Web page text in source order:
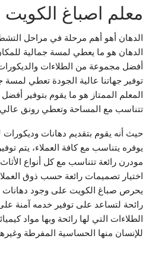
معلم اصباغ الكويت
الدهان أهو أهم مرحلة في مراحل
الدهان هو ما يعطي لمسة جمالية
أفضل مجموعة من الطلاءات
توفير جهاتنا عالية الجودة تعطي لمسة
المعلم الممتاز هو ما يقوم بتوفير أفضل
تتناسب مع المساحة وتعطي رونق
حيث أنه يقوم بتقديم دهانات وديكورات
يوفره يتناسب مع كافة العملاء، يتم
مودرن رائعة تتناسب مع كل أنواع
اختيار تصميمات رائعة حسب ذوق
يحرص صباغ الكويت على وجود دهانات
رائحة لتساعد على توفير خدمه آمنة
الطلاءات التي لها رائحة وبها مواد
للإنسان منها الحساسية المفرطة